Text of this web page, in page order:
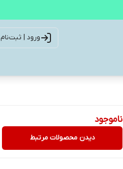
ورود | ثبت‌نام
ناموجود
دیدن محصولات مرتبط